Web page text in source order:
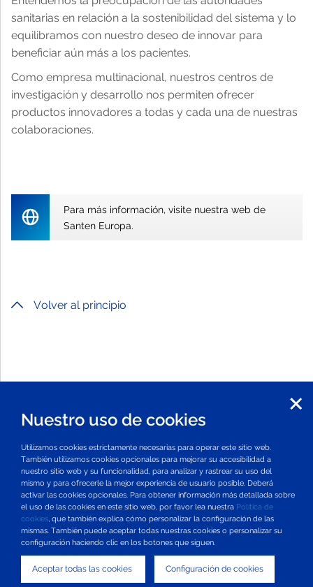
sanitarias en relación a la sostenibilidad del sistema y lo
equilibramos con nuestro deseo de innovar para
beneficiar aún más a los pacientes.
Como empresa multinacional, nuestros centros de
investigación y desarrollo nos permiten ofrecer
productos innovadores a todas y cada una de nuestras
colaboraciones.
Para más información, visite nuestra web de
Santen Europa.
Volver al principio
Nuestro uso de cookies
Utilizamos cookies estrictamente necesarias para operar este sitio web.
También utilizamos cookies opcionales para mejorar su accesibilidad a
nuestro sitio web y su funcionalidad, para analizar y rastrear su uso del
mismo y para ofrecerle la mejor experiencia de usuario posible. Deberá
activar las cookies opcionales. Para obtener información más detallada sobre
el uso de las cookies en este sitio web, por favor lea nuestra Política de
cookies, que también explica cómo personalizar la configuración de las
mismas. También puede aceptar todas nuestras cookies o personalizar su
configuración haciendo clic en los botones que siguen.
Aceptar todas las cookies Configuración de cookies